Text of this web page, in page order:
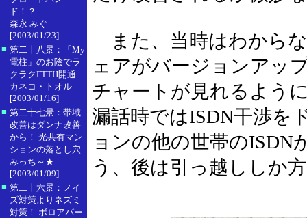
ド！？
森永 みぐ
[2003/01/23]
■ 第二十八景：「My
電柱」のお陰でラ
クラクFTTH開通
カネコ・トオル
[2003/01/16]
■ 第二十七景：帯域
改善はダンナ改善
から！ 光共有マン
ションの落とし穴
みっち～★
[2003/01/09]
■ 第二十六景：ノイ
ズ対策よりネズミ
対策！ ボロアパー
また、当時はわから
ェアがバージョンアッ
チャートが見れるよう
漏話時ではISDN干渉を
ョンの他の世帯のISDN
う、後は引っ越ししか